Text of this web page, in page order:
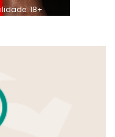
18+